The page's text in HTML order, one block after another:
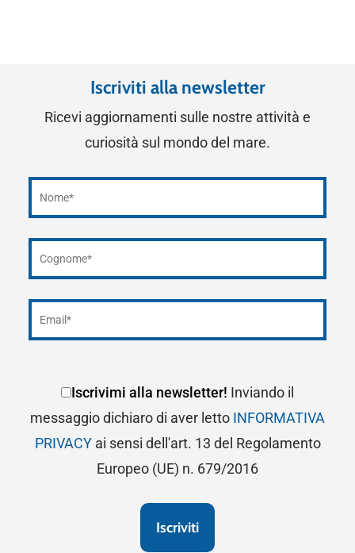
Iscriviti alla newsletter
Ricevi aggiornamenti sulle nostre attività e
curiosità sul mondo del mare.
Iscrivimi alla newsletter! Inviando il
messaggio dichiaro di aver letto INFORMATIVA
PRIVACYai sensi dell'art. 13 del Regolamento
Europeo (UE) n. 679/2016